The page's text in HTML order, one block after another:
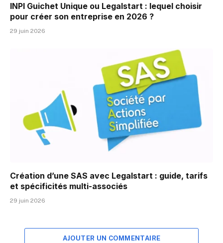
INPI Guichet Unique ou Legalstart : lequel choisir
pour créer son entreprise en 2026 ?
29 juin 2026
Création d’une SAS avec Legalstart : guide, tarifs
et spécificités multi-associés
29 juin 2026
AJOUTER UN COMMENTAIRE